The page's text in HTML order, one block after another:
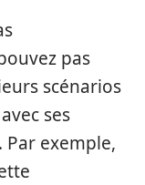
pas
scénarios
ses
exemple,